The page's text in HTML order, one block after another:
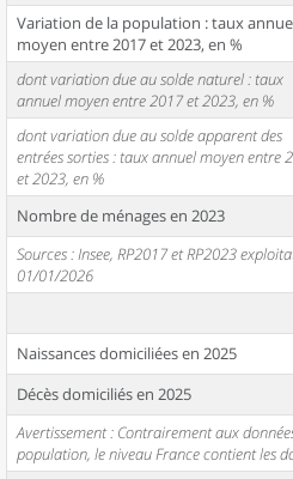
Variation de la population : taux
moyen entre 2017 et 2023, en %
dont variation due au solde naturel : taux
annuel moyen entre 2017 et 2023, en %
dont variation due au solde apparent des
entrées sorties : taux annuel moyen entre
et 2023, en %
Nombre de ménages en 2023
Sources : Insee, RP2017 et RP2023
01/01/2026
Naissances domiciliées en 2025
Décès domiciliés en 2025
Avertissement : Contrairement aux
population, le niveau France contient les